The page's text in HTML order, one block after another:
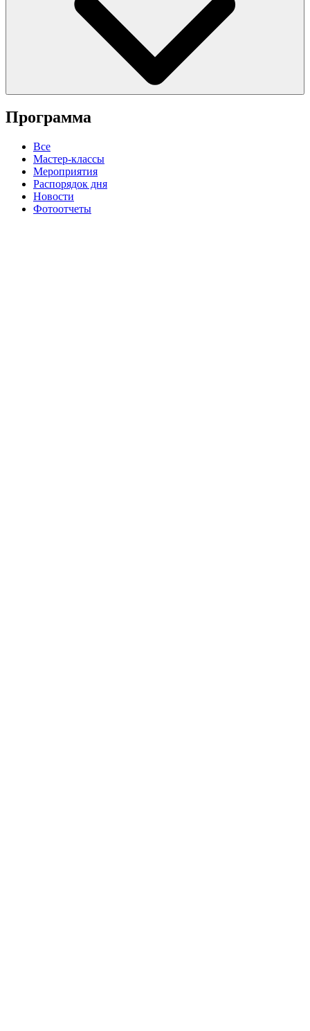
Программа
Все
Мастер-классы
Мероприятия
Распорядок дня
Новости
Фотоотчеты